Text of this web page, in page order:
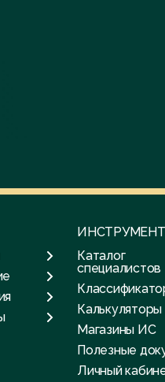
Каталог
специалистов
Калькуляторы
Магазины ИС
Полезные
Личный